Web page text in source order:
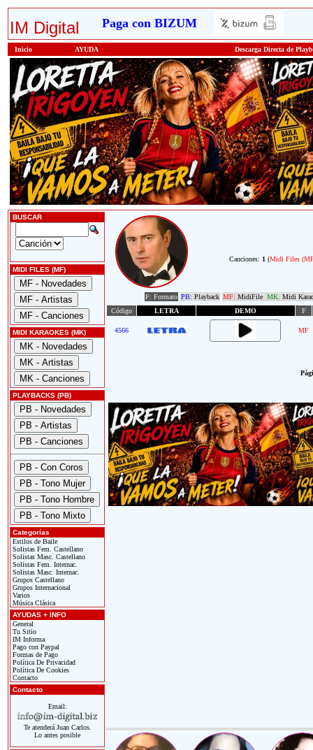
IM Digital Paga con BIZUM
Inicio AYUDA Descarga Directa de
BUSCAR
MIDI FILES (MF)
MIDI KARAOKES (MK)
PLAYBACKS (PB)
Categorías
Estilos de Baile
Solistas Fem. Castellano
Solistas Masc. Castellano
Solistas Fem. Internac.
Solistas Masc. Internac.
Grupos Castellano
Grupos Internacional
Varios
Música Clásica
AYUDAS + INFO
General
Tu Sitio
IM Informa
Pago con Paypal
Formas de Pago
Política De Privacidad
Política De Cookies
Contacto
Contacto
Email:
Te atenderá Juan Carlos.
Lo antes posible
Canciones: 1 (Midi Files
F: Formato PB: Playback MF: MidiFile MK: Midi
Código
LETRA DEMO F
4566 MF